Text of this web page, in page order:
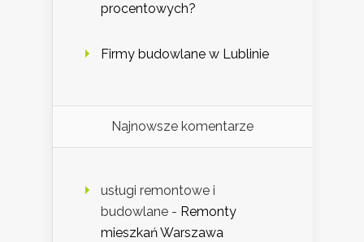
procentowych?
Firmy budowlane w Lublinie
Najnowsze komentarze
usługi remontowe i
budowlane - Remonty
mieszkań Warszawa